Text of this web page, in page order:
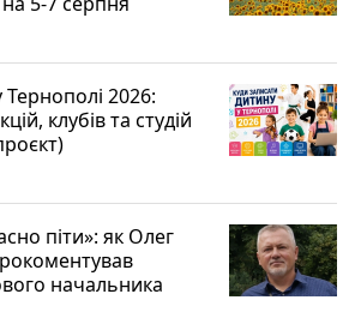
Тернополі 2026:
клубів та студій
піти»: як Олег
начальника